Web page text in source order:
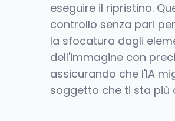
eseguire il ripristino.
controllo senza pari
la sfocatura dagli
dell'immagine con
assicurando che l'IA
soggetto che ti sta più